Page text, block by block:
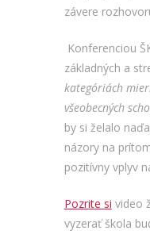
závere
Konferenciou
základných a
kategóriách
všeobecných
by si želalo
názory na
pozitívny vplyv
Pozrite si video
vyzerať škola